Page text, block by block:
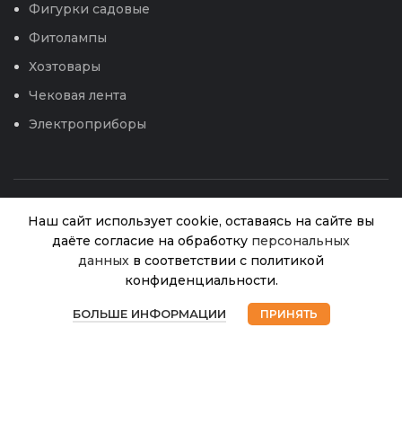
Фигурки садовые
Фитолампы
Хозтовары
Чековая лента
Электроприборы
Интернет магазин Успех. ИП Хрипунов Сергей
Александрович
Наш сайт использует cookie, оставаясь на сайте вы
даёте согласие на обработку персональных
данных в соответствии с политикой
конфиденциальности.
БОЛЬШЕ ИНФОРМАЦИИ ПРИНЯТЬ
Кабачок
(Аэлита) 10шт27.00₽
В
наличии
Магазин Избранное Корзина Мой аккаунт